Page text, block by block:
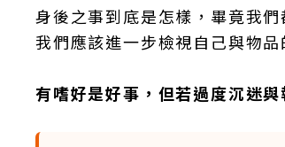
身後之事到底是怎樣，畢竟我
我們應該進一步檢視自己與物品
有嗜好是好事，但若過度沉迷